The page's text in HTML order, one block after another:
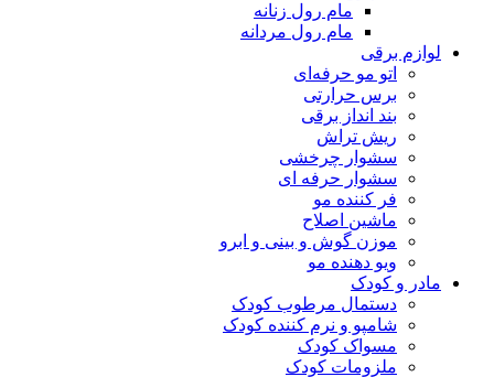
مام رول زنانه
مام رول مردانه
لوازم برقی
اتو مو حرفه‌ای
برس حرارتی
بند انداز برقی
ریش تراش
سشوار چرخشی
سشوار حرفه ای
فر کننده‌ مو
ماشین اصلاح
موزن گوش و بینی و ابرو
ویو دهنده مو
مادر و کودک
دستمال مرطوب کودک
شامپو و نرم کننده کودک
مسواک کودک
ملزومات کودک